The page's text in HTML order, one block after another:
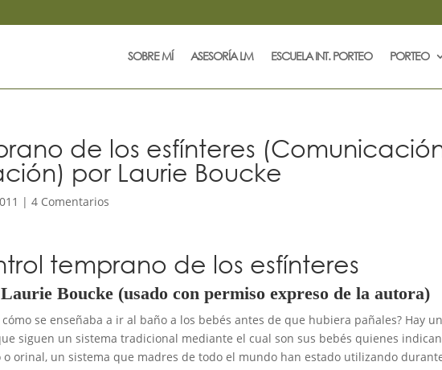
SOBRE MÍ ASESORÍA LM ESCUELA INT. PORTEO PORTEO
de los esfínteres
por Laurie Boucke
|4 Comentarios
temprano de los esfínteres
Boucke (usado con permiso expreso de la autora)
se enseñaba a ir al baño a los bebés antes de que hubiera pañales? Hay
siguen un sistema tradicional mediante el cual son sus bebés quienes indican
orinal, un sistema que madres de todo el mundo han estado utilizando